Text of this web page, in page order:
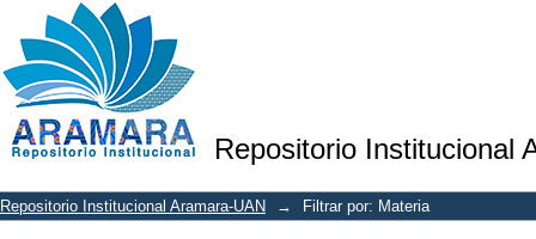
Repositorio Institucional
Filtrar por: Materia
Repositorio Institucional Aramara-UAN → Filtrar por: Materia